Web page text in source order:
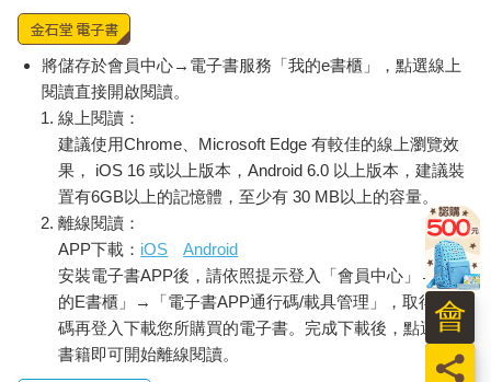
將儲存於會員中心→電子書服務「我的e書櫃」，點選線上
閱讀直接開啟閱讀。
線上閱讀：
建議使用Chrome、Microsoft Edge 有較佳的線上瀏覽效
果， iOS 16 或以上版本，Android 6.0 以上版本，建議裝
置有6GB以上的記憶體，至少有 30 MB以上的容量。
離線閱讀：
APP下載： iOS
Android
安裝電子書APP後，請依照提示登入「會員中心」→「我
的E書櫃」→「電子書APP通行碼/載具管理」，取得通行
碼再登入下載您所購買的電子書。完成下載後，點選任一
書籍即可開始離線閱讀。
員
會